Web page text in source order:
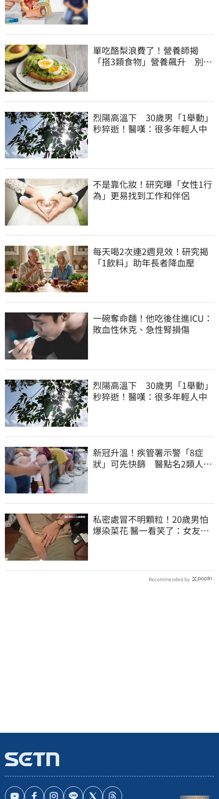
單吃酪梨浪費了！營養師揭
「搭3類食物」營養飆升 別再
烈陽高溫下 30歲男「1舉動」
秒猝逝！醫嘆：很多年輕人中
不是靠化妝！研究曝「女性1行
為」更易找到工作和伴侶
每天喝2次連2週見效！研究揭
「1飲料」助年長者降血壓
一碗奪命麵！他吃後住進ICU：
敗血性休克、急性腎損傷
烈陽高溫下 30歲男「1舉動」
秒猝逝！醫嘆：很多年輕人中
新冠升溫！疾管署示警「8症
狀」可先快篩 醫點名2類人重
私密處冒不明顆粒！20歲男怕
爆染菜花 醫一看笑了：女友常
Recommended by